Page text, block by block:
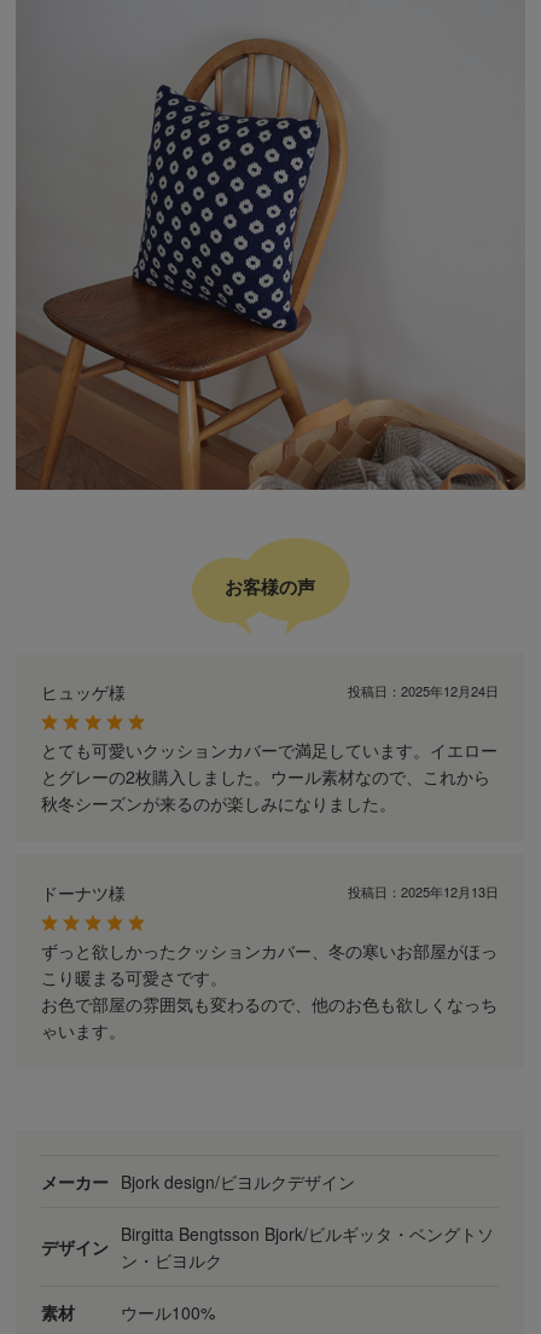
お客様の声
ヒュッゲ様 投稿日：2025年12月24日
とても可愛いクッションカバーで満足しています。イエロー
とグレーの2枚購入しました。ウール素材なので、これから
秋冬シーズンが来るのが楽しみになりました。
ドーナツ様 投稿日：2025年12月13日
ずっと欲しかったクッションカバー、冬の寒いお部屋がほっ
こり暖まる可愛さです。
お色で部屋の雰囲気も変わるので、他のお色も欲しくなっち
ゃいます。
メーカー Bjork design/ビヨルクデザイン
デザイン
Birgitta Bengtsson Bjork/ビルギッタ・ベングトソ
ン・ビヨルク
素材 ウール100%